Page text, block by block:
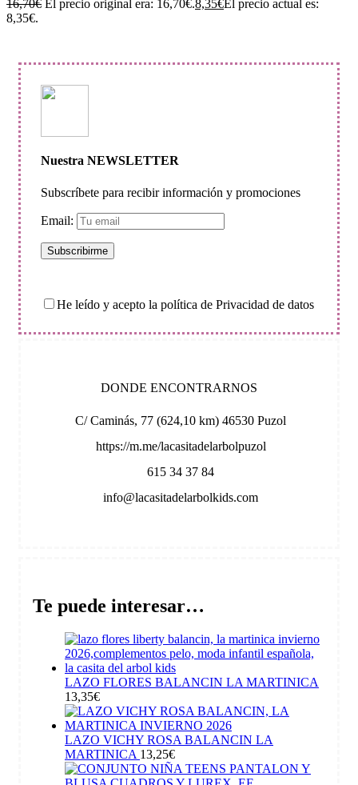
16,70€ El precio original era: 16,70€.8,35€El precio actual es:
8,35€.
Nuestra NEWSLETTER
Subscríbete para recibir información y promociones
Email:
He leído y acepto la política de Privacidad de datos
DONDE ENCONTRARNOS
C/ Caminás, 77 (624,10 km) 46530 Puzol
https://m.me/lacasitadelarbolpuzol
615 34 37 84
info@lacasitadelarbolkids.com
Te puede interesar…
LAZO FLORES BALANCIN LA MARTINICA
13,35€
LAZO VICHY ROSA BALANCIN LA
MARTINICA 13,25€